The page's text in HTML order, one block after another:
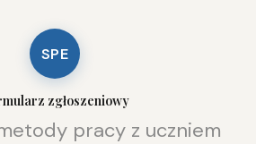
SPE
zgłoszeniowy
pracy z uczniem